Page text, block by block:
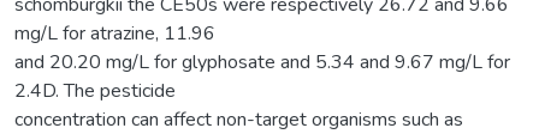
mg/L for atrazine, 11.96
and 20.20 mg/L for glyphosate and 5.34 and 9.67 mg/L for
2.4D. The pesticide
concentration can affect non-target organisms such as